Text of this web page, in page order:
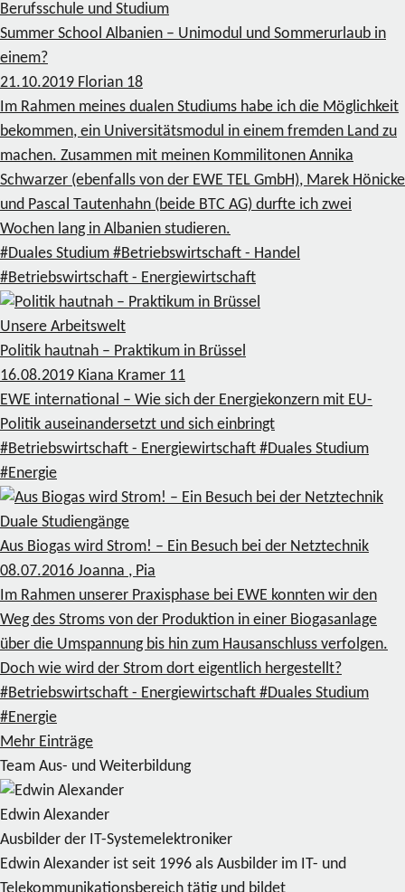
Berufsschule und Studium
Summer School Albanien – Unimodul und Sommerurlaub in
einem?
21.10.2019 Florian 18
Im Rahmen meines dualen Studiums habe ich die Möglichkeit
bekommen, ein Universitätsmodul in einem fremden Land zu
machen. Zusammen mit meinen Kommilitonen Annika
Schwarzer (ebenfalls von der EWE TEL GmbH), Marek Hönicke
und Pascal Tautenhahn (beide BTC AG) durfte ich zwei
Wochen lang in Albanien studieren.
#Duales Studium #Betriebswirtschaft - Handel
#Betriebswirtschaft - Energiewirtschaft
Unsere Arbeitswelt
Politik hautnah – Praktikum in Brüssel
16.08.2019 Kiana Kramer 11
EWE international – Wie sich der Energiekonzern mit EU-
Politik auseinandersetzt und sich einbringt
#Betriebswirtschaft - Energiewirtschaft #Duales Studium
#Energie
Duale Studiengänge
Aus Biogas wird Strom! – Ein Besuch bei der Netztechnik
08.07.2016 Joanna , Pia
Im Rahmen unserer Praxisphase bei EWE konnten wir den
Weg des Stroms von der Produktion in einer Biogasanlage
über die Umspannung bis hin zum Hausanschluss verfolgen.
Doch wie wird der Strom dort eigentlich hergestellt?
#Betriebswirtschaft - Energiewirtschaft #Duales Studium
#Energie
Mehr Einträge
Team Aus- und Weiterbildung
Edwin Alexander
Ausbilder der IT-Systemelektroniker
Edwin Alexander ist seit 1996 als Ausbilder im IT- und